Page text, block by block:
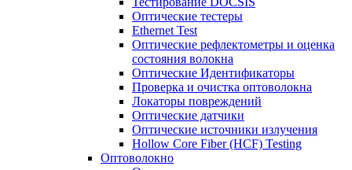
Оптические тестеры
Ethernet Test
Оптические рефлектометры и оценка
состояния волокна
Оптические Идентификаторы
Проверка и очистка оптоволокна
Локаторы повреждений
Оптические датчики
Оптические источники излучения
Hollow Core Fiber (HCF) Testing
Оптоволокно